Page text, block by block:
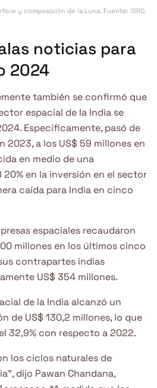
y composición de la Luna. Fuente: ISRO.
noticias para
2024
también se confirmó que
espacial de la India se
Específicamente, pasó de
2023, a los US$ 59 millones en
en medio de una
en la inversión en el sector
caída para India en cinco
espaciales recaudaron
millones en los últimos cinco
contrapartes indias
US$ 354 millones.
de la India alcanzó un
de US$ 130,2 millones, lo que
32,9% con respecto a 2022.
los ciclos naturales de
dijo Pawan Chandana,